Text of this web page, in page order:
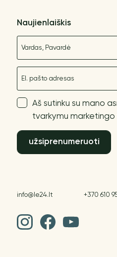
Naujienlaiškis
Aš sutinku su mano
tvarkymu marketingo
užsiprenumeruoti
info@le24.lt +370 610